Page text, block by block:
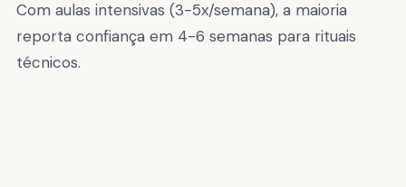
Com aulas intensivas (3-5x/semana), a maioria
reporta confiança em 4-6 semanas para rituais
técnicos.